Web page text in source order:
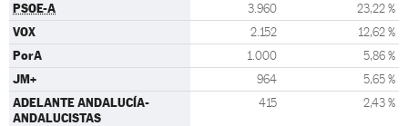
PSOE-A 3.960 23,22 %
VOX 2.152 12,62 %
PorA 1.000 5,86 %
JM+ 964 5,65 %
ADELANTE ANDALUCÍA-
ANDALUCISTAS
415 2,43 %